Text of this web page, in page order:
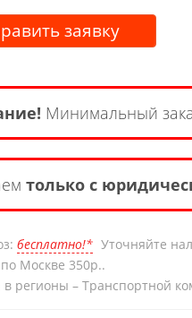
заявку
Минимальный
только с
бесплатно!* Уточняйте
Москве 350р..
в регионы – Транспортной